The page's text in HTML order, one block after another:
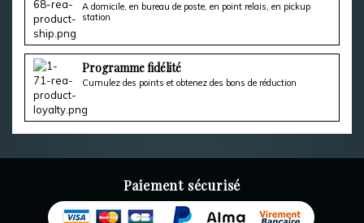
A domicile, en bureau de poste, en point relais, en pickup
station
Programme fidélité
Cumulez des points et obtenez des bons de réduction
Paiement sécurisé